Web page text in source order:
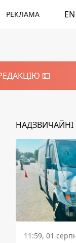
РЕКЛАМА EN
💵
11:59, 01